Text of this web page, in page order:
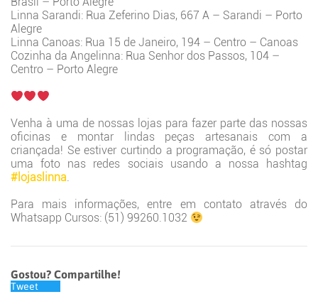
Linna Sarandi: Rua Zeferino Dias, 667 A – Sarandi – Porto
Alegre
Linna Canoas: Rua 15 de Janeiro, 194 – Centro – Canoas
Cozinha da Angelinna: Rua Senhor dos Passos, 104 –
Centro – Porto Alegre
Venha à uma de nossas lojas para fazer parte das nossas
oficinas e montar lindas peças artesanais com a
criançada! Se estiver curtindo a programação, é só postar
uma foto nas redes sociais usando a nossa hashtag
#lojaslinna.
Para mais informações, entre em contato através do
Whatsapp Cursos: (51) 99260.1032
Gostou? Compartilhe!
Tweet